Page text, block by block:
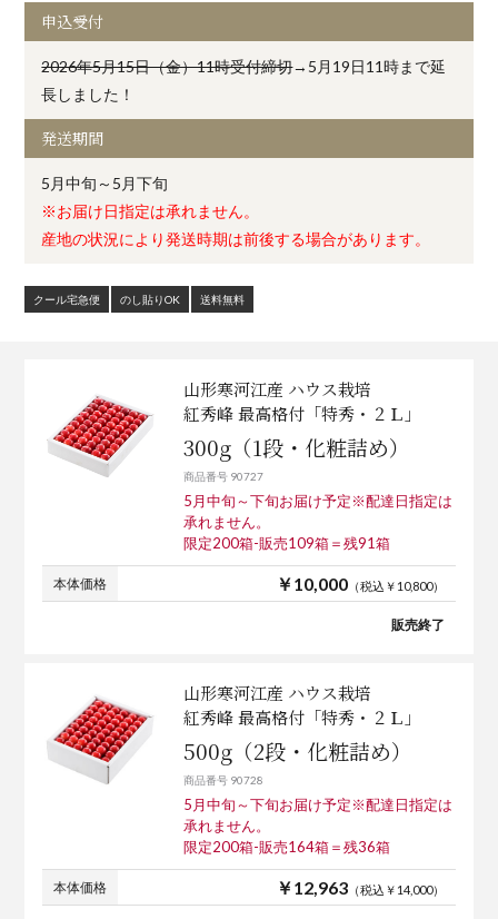
申込受付
2026年5月15日（金）11時受付締切→5月19日11時まで延
長しました！
発送期間
5月中旬～5月下旬
※お届け日指定は承れません。
産地の状況により発送時期は前後する場合があります。
クール宅急便 のし貼りOK 送料無料
山形寒河江産 ハウス栽培
紅秀峰 最高格付「特秀・２Ｌ」
300g（1段・化粧詰め）
商品番号 90727
5月中旬～下旬お届け予定※配達日指定は
承れません。
限定200箱-販売109箱＝残91箱
本体価格 ￥10,000（税込￥10,800）
販売終了
山形寒河江産 ハウス栽培
紅秀峰 最高格付「特秀・２Ｌ」
500g（2段・化粧詰め）
商品番号 90728
5月中旬～下旬お届け予定※配達日指定は
承れません。
限定200箱-販売164箱＝残36箱
本体価格 ￥12,963（税込￥14,000）